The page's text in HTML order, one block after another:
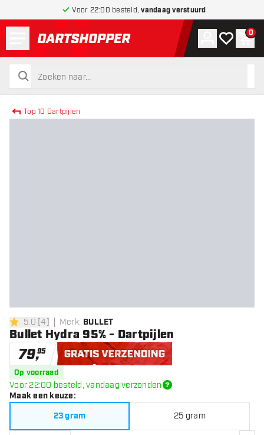
Voor 22:00 besteld,vandaag verstuurd
terug naar home pagina
zoeken
zoeken
Account
Mijn 0
Top 10 Dartpijlen
5 score sterren
5.0 [4] Merk: BULLET
Bullet Hydra 95% - Dartpijlen
79,95
Gratis verzending
Op voorraad
Voor 22:00 besteld, vandaag verzonden
Maak een keuze:
23 gram
25 gram